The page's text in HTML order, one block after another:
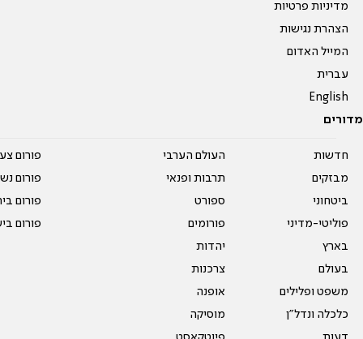
מדיניות פרטיות
הצהרת נגישות
המייל האדום
עברית
English
מדורים
חדשות
מבזקים
ביטחוני
פוליטי-מדיני
בארץ
בעולם
משפט ופלילים
כלכלה ונדל"ן
העולם הערבי
תרבות ופנאי
ספורט
פורומים
יהדות
צרכנות
אופנה
מוסיקה
פורום
פורום
פורום
פורום